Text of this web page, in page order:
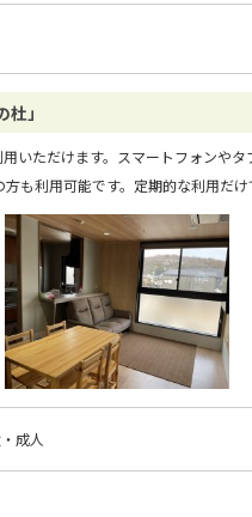
」
いただけます。スマートフォンや
も利用可能です。定期的な利用だ
成人